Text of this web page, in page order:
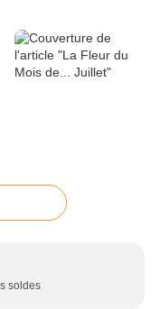
soldes